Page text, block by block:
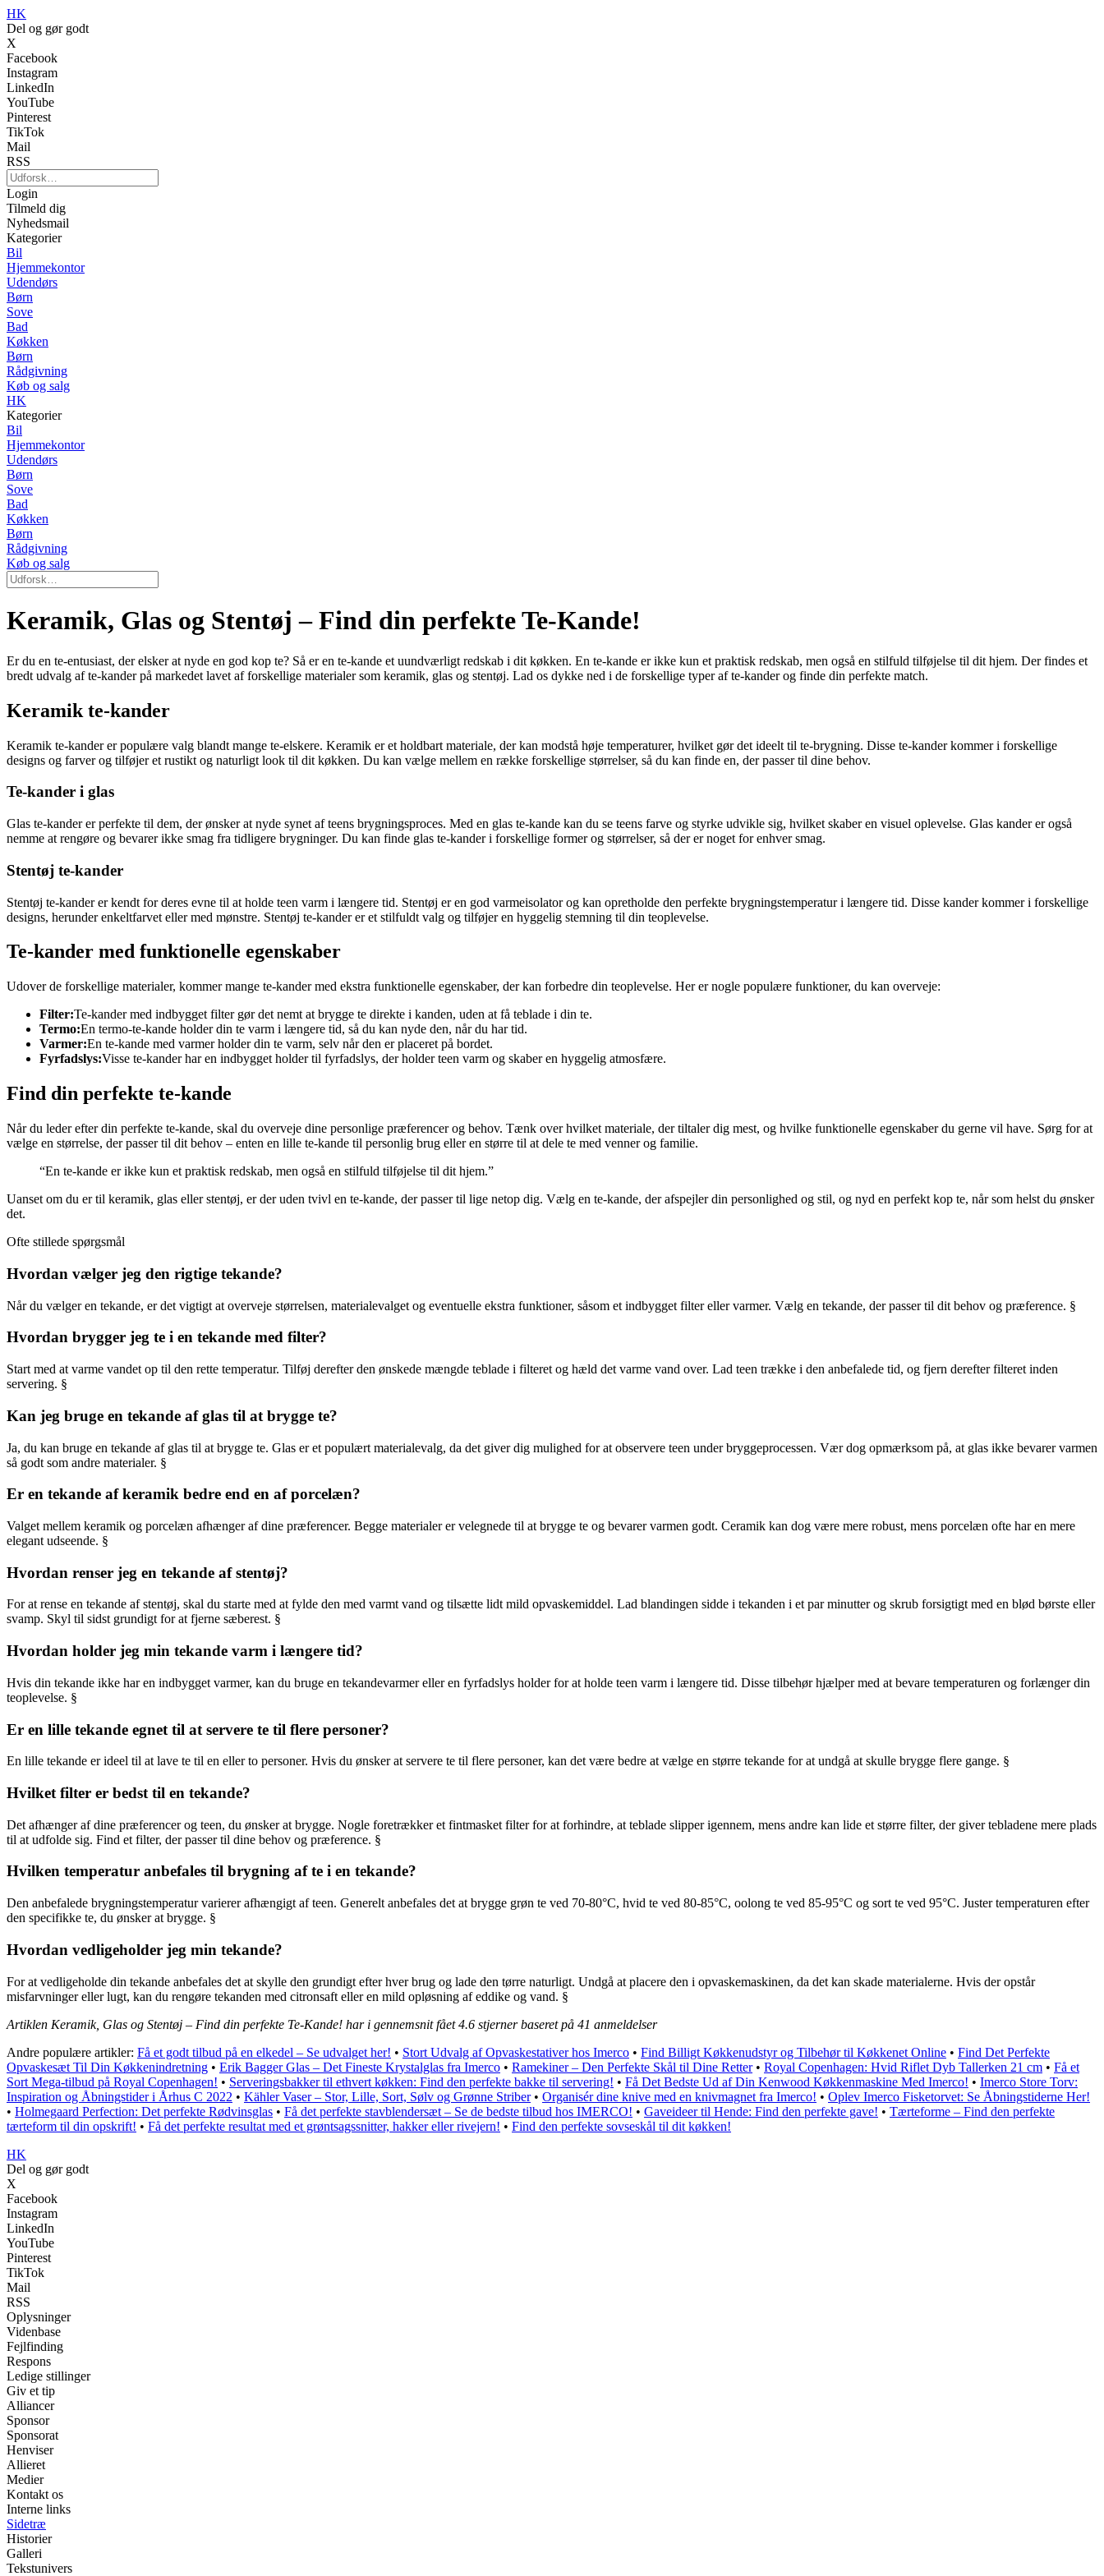
HK
Del og gør godt
X
Facebook
Instagram
LinkedIn
YouTube
Pinterest
TikTok
Mail
RSS
Login
Tilmeld dig
Nyhedsmail
Kategorier
Bil
Hjemmekontor
Udendørs
Børn
Sove
Bad
Køkken
Børn
Rådgivning
Køb og salg
HK
Kategorier
Bil
Hjemmekontor
Udendørs
Børn
Sove
Bad
Køkken
Børn
Rådgivning
Køb og salg
Keramik, Glas og Stentøj – Find din perfekte Te-Kande!
Er du en te-entusiast, der elsker at nyde en god kop te? Så er en te-kande et uundværligt redskab i dit køkken. En te-kande er ikke kun et praktisk redskab, men også en stilfuld tilføjelse til dit hjem. Der findes et
bredt udvalg af te-kander på markedet lavet af forskellige materialer som keramik, glas og stentøj. Lad os dykke ned i de forskellige typer af te-kander og finde din perfekte match.
Keramik te-kander
Keramik te-kander er populære valg blandt mange te-elskere. Keramik er et holdbart materiale, der kan modstå høje temperaturer, hvilket gør det ideelt til te-brygning. Disse te-kander kommer i forskellige
designs og farver og tilføjer et rustikt og naturligt look til dit køkken. Du kan vælge mellem en række forskellige størrelser, så du kan finde en, der passer til dine behov.
Te-kander i glas
Glas te-kander er perfekte til dem, der ønsker at nyde synet af teens brygningsproces. Med en glas te-kande kan du se teens farve og styrke udvikle sig, hvilket skaber en visuel oplevelse. Glas kander er også
nemme at rengøre og bevarer ikke smag fra tidligere brygninger. Du kan finde glas te-kander i forskellige former og størrelser, så der er noget for enhver smag.
Stentøj te-kander
Stentøj te-kander er kendt for deres evne til at holde teen varm i længere tid. Stentøj er en god varmeisolator og kan opretholde den perfekte brygningstemperatur i længere tid. Disse kander kommer i forskellige
designs, herunder enkeltfarvet eller med mønstre. Stentøj te-kander er et stilfuldt valg og tilføjer en hyggelig stemning til din teoplevelse.
Te-kander med funktionelle egenskaber
Udover de forskellige materialer, kommer mange te-kander med ekstra funktionelle egenskaber, der kan forbedre din teoplevelse. Her er nogle populære funktioner, du kan overveje:
Filter:Te-kander med indbygget filter gør det nemt at brygge te direkte i kanden, uden at få teblade i din te.
Termo:En termo-te-kande holder din te varm i længere tid, så du kan nyde den, når du har tid.
Varmer:En te-kande med varmer holder din te varm, selv når den er placeret på bordet.
Fyrfadslys:Visse te-kander har en indbygget holder til fyrfadslys, der holder teen varm og skaber en hyggelig atmosfære.
Find din perfekte te-kande
Når du leder efter din perfekte te-kande, skal du overveje dine personlige præferencer og behov. Tænk over hvilket materiale, der tiltaler dig mest, og hvilke funktionelle egenskaber du gerne vil have. Sørg for at
vælge en størrelse, der passer til dit behov – enten en lille te-kande til personlig brug eller en større til at dele te med venner og familie.
“En te-kande er ikke kun et praktisk redskab, men også en stilfuld tilføjelse til dit hjem.”
Uanset om du er til keramik, glas eller stentøj, er der uden tvivl en te-kande, der passer til lige netop dig. Vælg en te-kande, der afspejler din personlighed og stil, og nyd en perfekt kop te, når som helst du ønsker
det.
Ofte stillede spørgsmål
Hvordan vælger jeg den rigtige tekande?
Når du vælger en tekande, er det vigtigt at overveje størrelsen, materialevalget og eventuelle ekstra funktioner, såsom et indbygget filter eller varmer. Vælg en tekande, der passer til dit behov og præference. §
Hvordan brygger jeg te i en tekande med filter?
Start med at varme vandet op til den rette temperatur. Tilføj derefter den ønskede mængde teblade i filteret og hæld det varme vand over. Lad teen trække i den anbefalede tid, og fjern derefter filteret inden
servering. §
Kan jeg bruge en tekande af glas til at brygge te?
Ja, du kan bruge en tekande af glas til at brygge te. Glas er et populært materialevalg, da det giver dig mulighed for at observere teen under bryggeprocessen. Vær dog opmærksom på, at glas ikke bevarer varmen
så godt som andre materialer. §
Er en tekande af keramik bedre end en af porcelæn?
Valget mellem keramik og porcelæn afhænger af dine præferencer. Begge materialer er velegnede til at brygge te og bevarer varmen godt. Ceramik kan dog være mere robust, mens porcelæn ofte har en mere
elegant udseende. §
Hvordan renser jeg en tekande af stentøj?
For at rense en tekande af stentøj, skal du starte med at fylde den med varmt vand og tilsætte lidt mild opvaskemiddel. Lad blandingen sidde i tekanden i et par minutter og skrub forsigtigt med en blød børste eller
svamp. Skyl til sidst grundigt for at fjerne sæberest. §
Hvordan holder jeg min tekande varm i længere tid?
Hvis din tekande ikke har en indbygget varmer, kan du bruge en tekandevarmer eller en fyrfadslys holder for at holde teen varm i længere tid. Disse tilbehør hjælper med at bevare temperaturen og forlænger din
teoplevelse. §
Er en lille tekande egnet til at servere te til flere personer?
En lille tekande er ideel til at lave te til en eller to personer. Hvis du ønsker at servere te til flere personer, kan det være bedre at vælge en større tekande for at undgå at skulle brygge flere gange. §
Hvilket filter er bedst til en tekande?
Det afhænger af dine præferencer og teen, du ønsker at brygge. Nogle foretrækker et fintmasket filter for at forhindre, at teblade slipper igennem, mens andre kan lide et større filter, der giver tebladene mere plads
til at udfolde sig. Find et filter, der passer til dine behov og præference. §
Hvilken temperatur anbefales til brygning af te i en tekande?
Den anbefalede brygningstemperatur varierer afhængigt af teen. Generelt anbefales det at brygge grøn te ved 70-80°C, hvid te ved 80-85°C, oolong te ved 85-95°C og sort te ved 95°C. Juster temperaturen efter
den specifikke te, du ønsker at brygge. §
Hvordan vedligeholder jeg min tekande?
For at vedligeholde din tekande anbefales det at skylle den grundigt efter hver brug og lade den tørre naturligt. Undgå at placere den i opvaskemaskinen, da det kan skade materialerne. Hvis der opstår
misfarvninger eller lugt, kan du rengøre tekanden med citronsaft eller en mild opløsning af eddike og vand. §
Artiklen Keramik, Glas og Stentøj – Find din perfekte Te-Kande! har i gennemsnit fået4.6 stjerner baseret på 41 anmeldelser
Andre populære artikler: Få et godt tilbud på en elkedel – Se udvalget her! • Stort Udvalg af Opvaskestativer hos Imerco • Find Billigt Køkkenudstyr og Tilbehør til Køkkenet Online • Find Det Perfekte
Opvaskesæt Til Din Køkkenindretning • Erik Bagger Glas – Det Fineste Krystalglas fra Imerco • Ramekiner – Den Perfekte Skål til Dine Retter• Royal Copenhagen: Hvid Riflet Dyb Tallerken 21 cm • Få et
Sort Mega-tilbud på Royal Copenhagen! • Serveringsbakker til ethvert køkken: Find den perfekte bakke til servering! • Få Det Bedste Ud af Din Kenwood Køkkenmaskine Med Imerco! • Imerco Store Torv:
Inspiration og Åbningstider i Århus C 2022 • Kähler Vaser – Stor, Lille, Sort, Sølv og Grønne Striber• Organisér dine knive med en knivmagnet fra Imerco! • Oplev Imerco Fisketorvet: Se Åbningstiderne Her!
• Holmegaard Perfection: Det perfekte Rødvinsglas • Få det perfekte stavblendersæt – Se de bedste tilbud hos IMERCO! • Gaveideer til Hende: Find den perfekte gave! • Tærteforme – Find den perfekte
tærteform til din opskrift! • Få det perfekte resultat med et grøntsagssnitter, hakker eller rivejern! • Find den perfekte sovseskål til dit køkken!
HK
Del og gør godt
X
Facebook
Instagram
LinkedIn
YouTube
Pinterest
TikTok
Mail
RSS
Oplysninger
Videnbase
Fejlfinding
Respons
Ledige stillinger
Giv et tip
Alliancer
Sponsor
Sponsorat
Henviser
Allieret
Medier
Kontakt os
Interne links
Sidetræ
Historier
Galleri
Tekstunivers